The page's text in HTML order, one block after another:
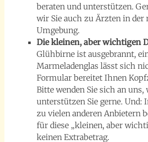
beraten und unterstützen.
wir Sie auch zu Ärzten in der
Umgebung.
Die kleinen, aber wichtigen
Glühbirne ist ausgebrannt,
Marmeladenglas lässt sich
Formular bereitet Ihnen
Bitte wenden Sie sich an uns,
unterstützen Sie gerne. Und:
zu vielen anderen Anbietern
für diese „kleinen, aber
keinen Extrabetrag.